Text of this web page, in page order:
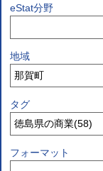
eStat分野
地域
タグ
フォーマット